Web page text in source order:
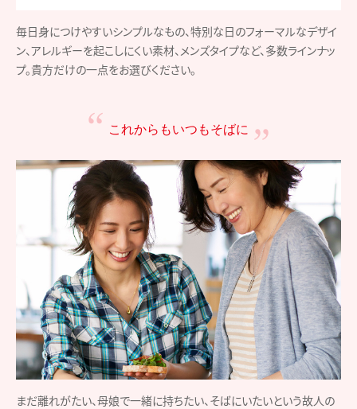
毎日身につけやすいシンプルなもの、特別な日のフォーマルなデザイ
ン、アレルギーを起こしにくい素材、メンズタイプなど、多数ラインナッ
プ。貴方だけの一点をお選びください。
これからもいつもそばに
まだ離れがたい、母娘で一緒に持ちたい、そばにいたいという故人の